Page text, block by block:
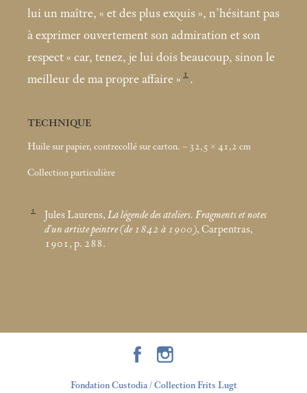
lui un maître, « et des plus exquis », n’hésitant pas
à exprimer ouvertement son admiration et son
respect « car, tenez, je lui dois beaucoup, sinon le
meilleur de ma propre affaire » 1 .
TECHNIQUE
Huile sur papier, contrecollé sur carton. – 32,5 × 41,2 cm
Collection particulière
1 Jules Laurens, La légende des ateliers. Fragments et notes
d’un artiste peintre (de 1842 à 1900), Carpentras,
1901, p. 288.
Fondation Custodia / Collection Frits Lugt